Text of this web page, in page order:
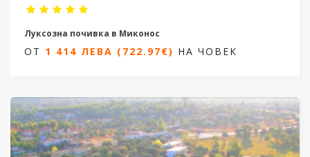
Луксозна почивка в Миконос
4 нощувки/5 дни
ОТ1 414 ЛЕВА (722.97€)НА ЧОВЕК
ОТ 1 414 ЛЕВА (722.97€) НА ЧОВЕК